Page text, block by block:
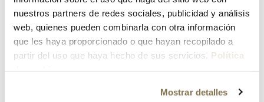
nuestros partners de redes sociales, publicidad y análisis
web, quienes pueden combinarla con otra información
que les haya proporcionado o que hayan recopilado a
partir del uso que haya hecho de sus servicios. Política
Mostrar detalles
¿Has olvidado tu contraseña?